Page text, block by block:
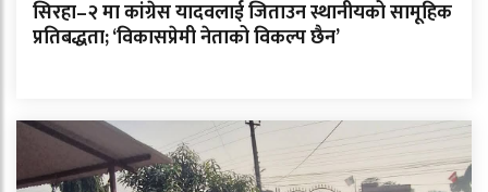
सिरहा–२ मा कांग्रेस यादवलाई जिताउन स्थानीयको सामूहिक
प्रतिबद्धता; ‘विकासप्रेमी नेताको विकल्प छैन’